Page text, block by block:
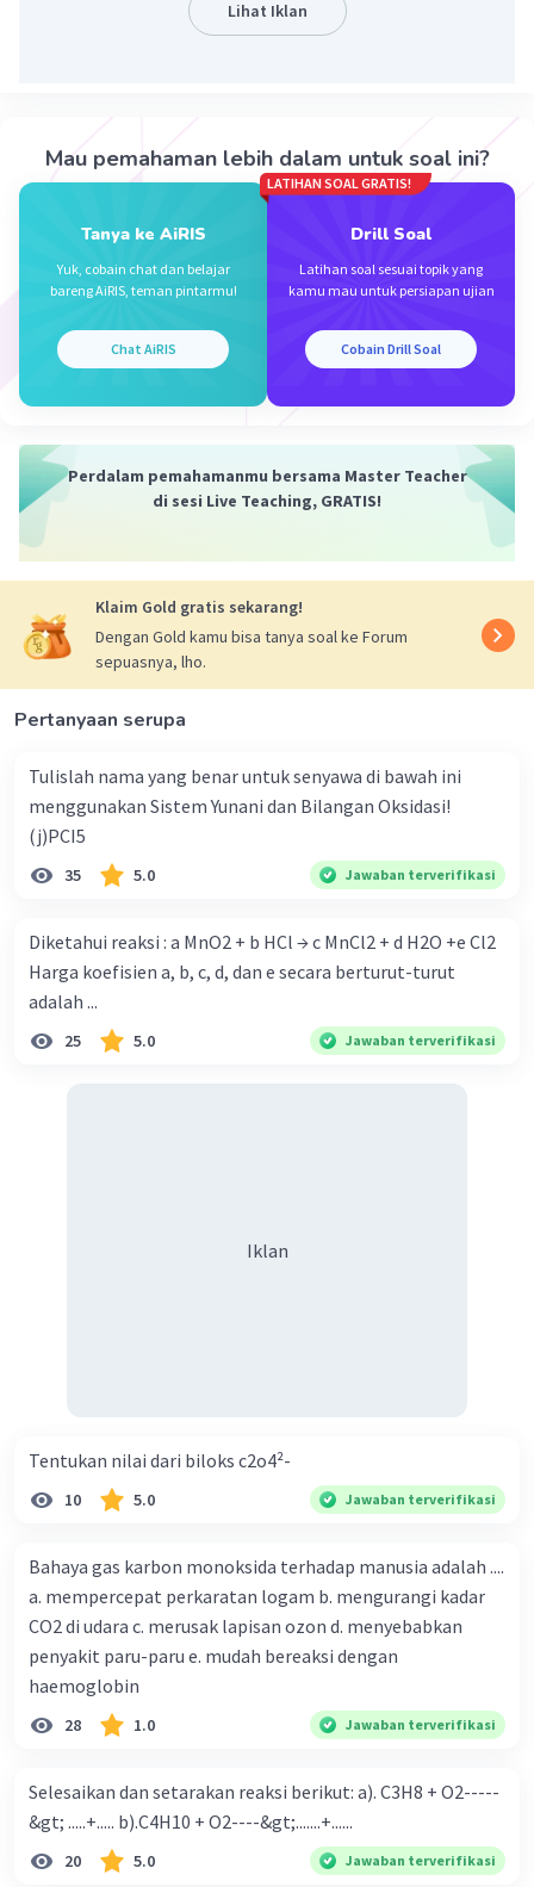
Kc = ((3/2)x(3/2))/(2/2)Lihat Iklan
Mau pemahaman lebih dalam untuk soal ini?
Tanya ke AiRIS
Yuk, cobain chat dan belajar
bareng AiRIS, teman pintarmu!
Chat AiRIS
LATIHAN SOAL GRATIS!
Drill Soal
Latihan soal sesuai topik yang
kamu mau untuk persiapan ujian
Cobain Drill Soal
Perdalam pemahamanmu bersama Master Teacher
di sesi Live Teaching, GRATIS!
Klaim Gold gratis sekarang!
Dengan Gold kamu bisa tanya soal ke Forum
sepuasnya, lho.
Pertanyaan serupa
Tulislah nama yang benar untuk senyawa di bawah ini
menggunakan Sistem Yunani dan Bilangan Oksidasi!
(j)PCI5
35 5.0 Jawaban terverifikasi
Diketahui reaksi : a MnO2 + b HCl → c MnCl2 + d H2O +e Cl2
Harga koefisien a, b, c, d, dan e secara berturut-turut
adalah ...
25 5.0 Jawaban terverifikasi
Iklan
Tentukan nilai dari biloks c2o4²-
10 5.0 Jawaban terverifikasi
Bahaya gas karbon monoksida terhadap manusia adalah ....
a. mempercepat perkaratan logam b. mengurangi kadar
CO2 di udara c. merusak lapisan ozon d. menyebabkan
penyakit paru-paru e. mudah bereaksi dengan
haemoglobin
28 1.0 Jawaban terverifikasi
Selesaikan dan setarakan reaksi berikut: a). C3H8 + O2-----
&gt; .....+..... b).C4H10 + O2----&gt;.......+......
20 5.0 Jawaban terverifikasi